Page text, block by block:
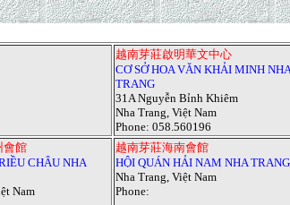
越南芽莊啟明華文中心
CƠ SỞ HOA VĂN KHẢI MINH NHA
TRANG
31A Nguyễn Bỉnh Khiêm
Nha Trang, Việt Nam
Phone: 058.560196
會館
CHÂU NHA
Nam
越南芽莊海南會館
HỘI QUÁN HẢI NAM NHA TRANG
Nha Trang, Việt Nam
Phone: